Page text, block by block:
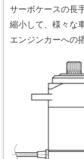
サーボケースの長
縮小して、様々な
エンジンカーへの